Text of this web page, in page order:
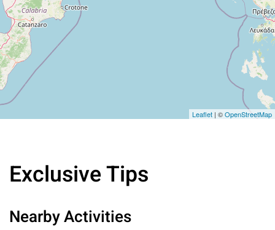
Leaflet | ©OpenStreetMap
Exclusive Tips
Nearby Activities